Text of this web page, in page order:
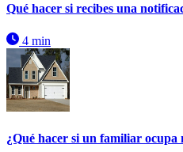
Qué hacer si recibes una
4 min
¿Qué hacer si un familiar ocupa